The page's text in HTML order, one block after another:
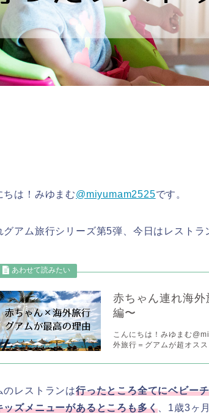
ちは！みゆまむ@miyumam2525です。
グアム旅行シリーズ第5弾、今日はレストラ
赤ちゃん連れ海
編〜
こんにちは！みゆまむ
外旅行＝グアムが超オス
のレストランは行ったところ全てにベビー
ッズメニューがあるところも多く 、1歳3ヶ